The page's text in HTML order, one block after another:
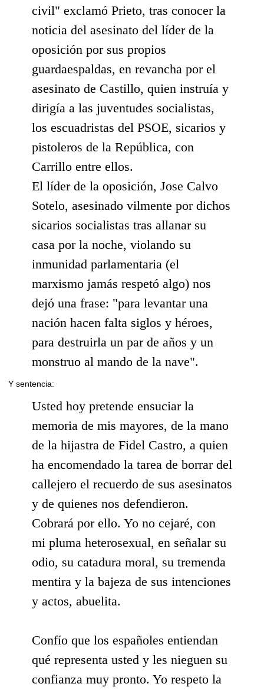
civil" exclamó Prieto, tras conocer la
noticia del asesinato del líder de la
oposición por sus propios
guardaespaldas, en revancha por el
asesinato de Castillo, quien instruía y
dirigía a las juventudes socialistas,
los escuadristas del PSOE, sicarios y
pistoleros de la República, con
Carrillo entre ellos.
El líder de la oposición, Jose Calvo
Sotelo, asesinado vilmente por dichos
sicarios socialistas tras allanar su
casa por la noche, violando su
inmunidad parlamentaria (el
marxismo jamás respetó algo) nos
dejó una frase: "para levantar una
nación hacen falta siglos y héroes,
para destruirla un par de años y un
monstruo al mando de la nave".
Y sentencia:
Usted hoy pretende ensuciar la
memoria de mis mayores, de la mano
de la hijastra de Fidel Castro, a quien
ha encomendado la tarea de borrar del
callejero el recuerdo de sus asesinatos
y de quienes nos defendieron.
Cobrará por ello. Yo no cejaré, con
mi pluma heterosexual, en señalar su
odio, su catadura moral, su tremenda
mentira y la bajeza de sus intenciones
y actos, abuelita.
Confío que los españoles entiendan
qué representa usted y les nieguen su
confianza muy pronto. Yo respeto la